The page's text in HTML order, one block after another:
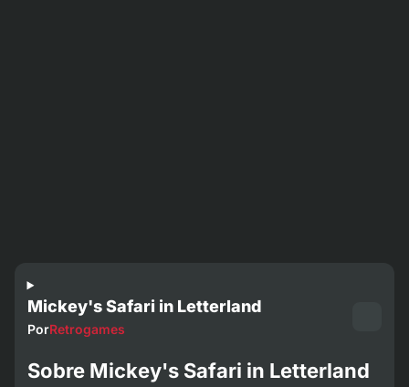
Mickey's Safari in Letterland
PorRetrogames
Sobre Mickey's Safari in Letterland